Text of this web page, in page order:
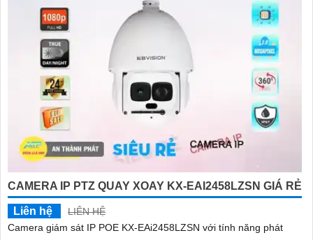
CAMERA IP PTZ QUAY XOAY KX-EAI2458LZSN GIÁ RẺ
Liên hệ
LIÊN HỆ
Camera giám sát IP POE KX-EAi2458LZSN với tính năng phát